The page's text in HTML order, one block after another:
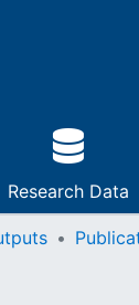
Research Data